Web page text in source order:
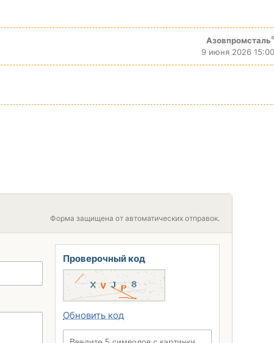
Азовпромсталь®
9 июня 2026 15:00
Форма защищена от автоматических отправок.
Проверочный код
Обновить код